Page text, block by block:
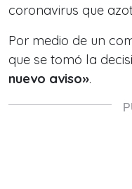
coronavirus que
Por medio de un
que se tomó la
nuevo aviso».